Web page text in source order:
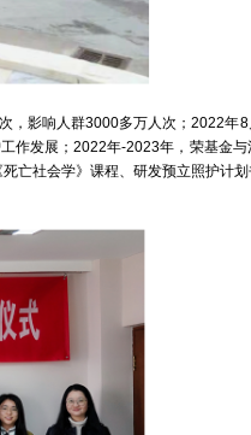
影响人群3000多万人次；2022年8
作发展；2022年-2023年，荣基金
亡社会学》课程、研发预立照护计